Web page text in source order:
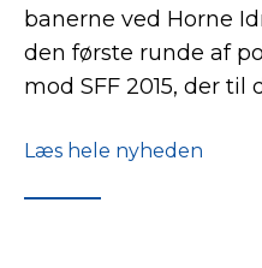
banerne ved Horne
den første runde af
mod SFF 2015, der til
Læs hele nyheden